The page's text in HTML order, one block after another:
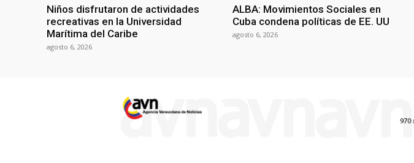
Niños disfrutaron de actividades
recreativas en la Universidad
Marítima del Caribe
agosto 6, 2026
ALBA: Movimientos Sociales en
Cuba condena políticas de EE. UU
agosto 6, 2026